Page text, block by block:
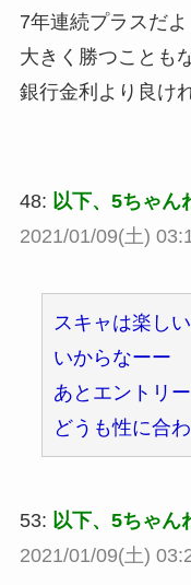
7年連続プラスだよ
大きく勝つことも
銀行金利より良け
48: 以下、5ちゃん
2021/01/09(土)
スキャは楽し
いからなーー
あとエントリ
どうも性に合
53: 以下、5ちゃん
2021/01/09(土)